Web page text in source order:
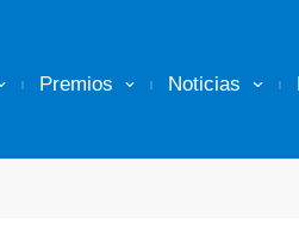
Premios Noticias